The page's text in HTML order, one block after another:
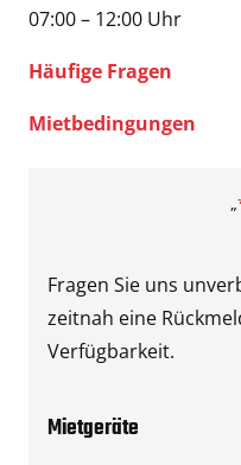
07:00 – 12:00 Uhr
Häufige Fragen
Mietbedingungen
„
Fragen Sie uns
zeitnah eine
Verfügbarkeit.
Mietgeräte